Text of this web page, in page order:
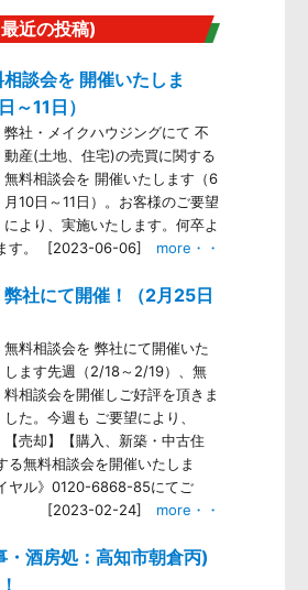
近の投稿)
談会を 開催いたしま
～11日）
弊社・メイクハウジングにて 不
動産(土地、住宅)の売買に関する
無料相談会を 開催いたします（6
月10日～11日）。お客様のご要望
により、実施いたします。何卒よ
。
[2023-06-06] more・・
社にて開催！（2月25日
無料相談会を 弊社にて開催いた
します先週（2/18～2/19）、無
料相談会を開催しご好評を頂きま
した。今週も ご要望により、
【売却】【購入、新築・中古住
る無料相談会を開催いたしま
ヤル》0120-6868-85にてご
[2023-02-24] more・・
・酒房処：高知市朝倉丙)